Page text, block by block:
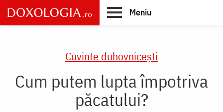
Skip
to
main
Meniu
Cuvinte duhovnicești
Cum putem lupta împotriva
păcatului?